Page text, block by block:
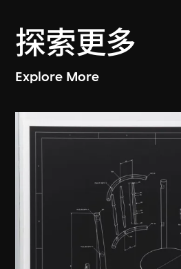
探索更多
Explore More